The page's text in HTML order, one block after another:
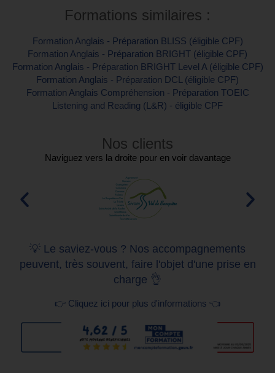
Formations similaires :
Formation Anglais - Préparation BLISS (éligible CPF)
Formation Anglais - Préparation BRIGHT (éligible CPF)
Formation Anglais - Préparation BRIGHT Level A (éligible CPF)
Formation Anglais - Préparation DCL (éligible CPF)
Formation Anglais Compréhension - Préparation TOEIC
Listening and Reading (L&R) - éligible CPF
Nos clients
Naviguez vers la droite pour en voir davantage
💡 Le saviez-vous ? Nos accompagnements
peuvent, très souvent, faire l'objet d'une prise en
charge 👌
👉 Cliquez ici pour plus d'informations 👈